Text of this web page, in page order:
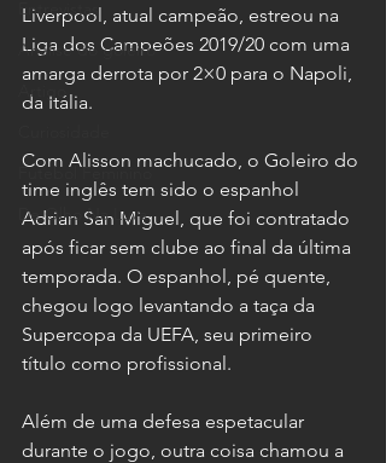
Entrevistas
Análise do goleiro
Artigo
Futebol Feminino
De Olho Na Luva
Liverpool, atual campeão, estreou na
Liga dos Campeões 2019/20 com uma
amarga derrota por 2×0 para o Napoli,
da Itália.
Com Alisson machucado, o Goleiro do
time inglês tem sido o espanhol
Adrian San Miguel, que foi contratado
após ficar sem clube ao final da última
temporada. O espanhol, pé quente,
chegou logo levantando a taça da
Supercopa da UEFA, seu primeiro
título como profissional.
Além de uma defesa espetacular
durante o jogo, outra coisa chamou a